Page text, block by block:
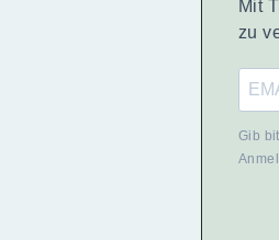
Mit
zu
Gib